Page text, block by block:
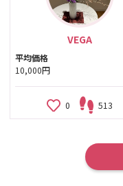
VEGA
平均価格
10,000円
0 513